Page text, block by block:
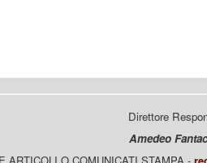
Direttore
Amedeo